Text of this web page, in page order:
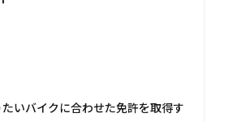
いバイクに合わせた免許を取得す